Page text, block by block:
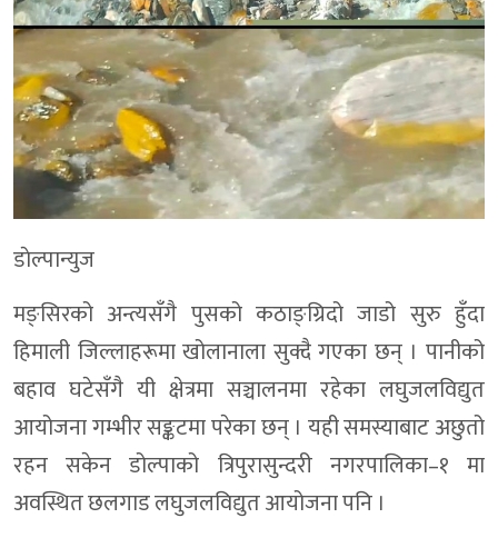
डाेल्पान्युज
मङ्सिरको अन्त्यसँगै पुसको कठाङ्ग्रिदो जाडो सुरु हुँदा
हिमाली जिल्लाहरूमा खोलानाला सुक्दै गएका छन् । पानीको
बहाव घटेसँगै यी क्षेत्रमा सञ्चालनमा रहेका लघुजलविद्युत
आयोजना गम्भीर सङ्कटमा परेका छन् । यही समस्याबाट अछुतो
रहन सकेन डोल्पाको त्रिपुरासुन्दरी नगरपालिका–१ मा
अवस्थित छलगाड लघुजलविद्युत आयोजना पनि ।